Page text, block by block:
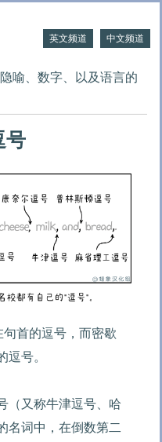
英文频道 中文频道
喻、数字、以及语言的
号
首的逗号，而密歇
逗号。
（又称牛津逗号、哈
名词中，在倒数第二